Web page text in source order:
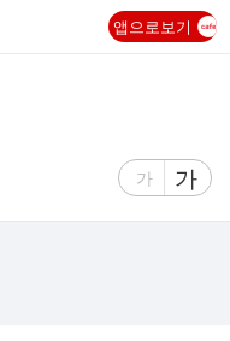
앱으로보기
글
가
글
자
가